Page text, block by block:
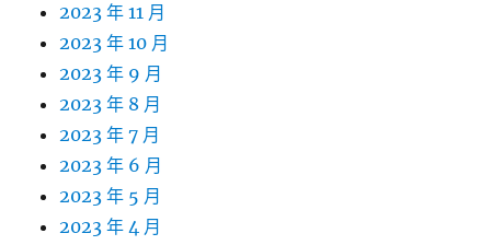
2023 年 11 月
2023 年 10 月
2023 年 9 月
2023 年 8 月
2023 年 7 月
2023 年 6 月
2023 年 5 月
2023 年 4 月